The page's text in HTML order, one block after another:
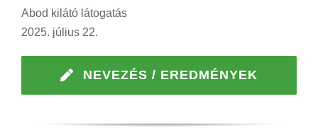
Abod kilátó látogatás
2025. július 22.
NEVEZÉS / EREDMÉNYEK